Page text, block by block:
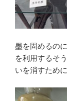
墨を固めるの
を利用するそ
いを消すため